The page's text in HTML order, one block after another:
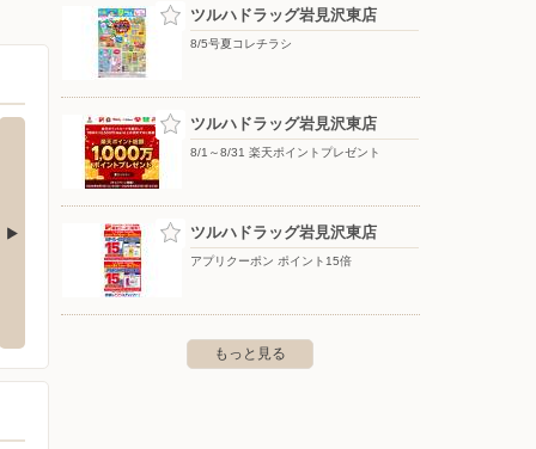
５条店
５条東６丁目３－９ 〒068-0854 北海道岩見沢市大和四条7-17
ツルハドラッグ岩見沢東店
8/5号夏コレチラシ
ツルハドラッグ岩見沢東店
8/1～8/31 楽天ポイントプレゼント
ツルハドラッグ岩見沢東店
アプリクーポン ポイント15倍
もっと見る